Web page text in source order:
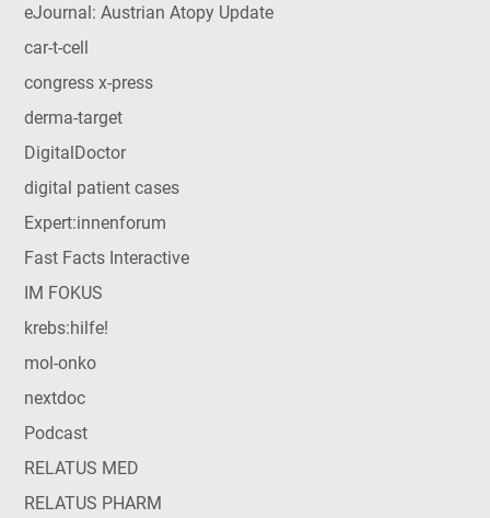
eJournal: Austrian Atopy Update
car-t-cell
congress x-press
derma-target
DigitalDoctor
digital patient cases
Expert:innenforum
Fast Facts Interactive
IM FOKUS
krebs:hilfe!
mol-onko
nextdoc
Podcast
RELATUS MED
RELATUS PHARM